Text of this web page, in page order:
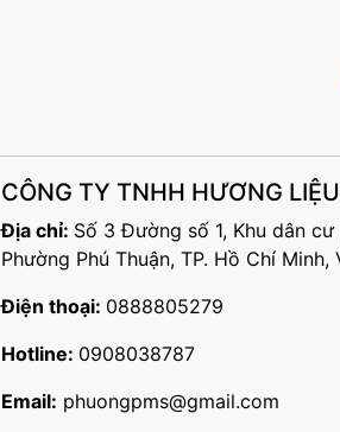
CÔNG TY TNHH HƯƠNG
Địa chỉ: Số 3 Đường số 1, Khu dân
Phường Phú Thuận, TP. Hồ Chí Minh,
Điện thoại: 0888805279
Hotline: 0908038787
Email: phuongpms@gmail.com